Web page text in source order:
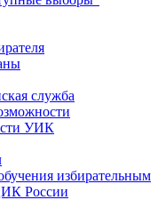
служба
УИК
избирательным
России